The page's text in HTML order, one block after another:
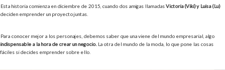
Esta historia comienza en diciembre de 2015, cuando dos amigas llamadasVictoria (Viki) y Luisa (Lu)
deciden emprender un proyecto juntas.
Para conocer mejor a los personajes, debemos saber que una viene del mundo empresarial, algo
indispensable a la hora de crear un negocio. La otra del mundo de la moda, lo que pone las cosas
fáciles si decides emprender sobre ello.